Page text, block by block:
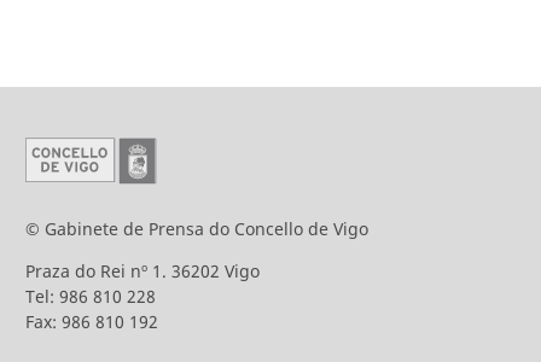
© Gabinete de Prensa do Concello de Vigo
Praza do Rei nº 1. 36202 Vigo
Tel: 986 810 228
Fax: 986 810 192